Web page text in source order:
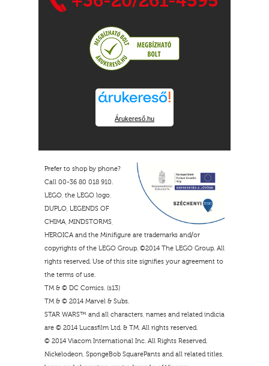
Árukereső.hu
Prefer to shop by phone?
Call 00-36 80 018 910.
LEGO, the LEGO logo,
DUPLO, LEGENDS OF
CHIMA, MINDSTORMS,
HEROICA and the Minifigure are trademarks and/or
copyrights of the LEGO Group. ©2014 The LEGO Group. All
rights reserved. Use of this site signifies your agreement to
the terms of use.
TM & © DC Comics. (s13)
TM & © 2014 Marvel & Subs.
STAR WARS™ and all characters, names and related indicia
are © 2014 Lucasfilm Ltd. & TM. All rights reserved.
© 2014 Viacom International Inc. All Rights Reserved.
Nickelodeon, SpongeBob SquarePants and all related titles,